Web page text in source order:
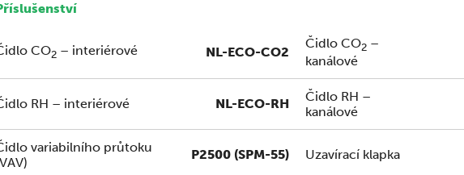
CO2 – interiérové NL-ECO-CO2
Čidlo CO2 –
kanálové
RH – interiérové NL-ECO-RH
Čidlo RH –
kanálové
variabilního průtoku
P2500 (SPM-55) Uzavírací klapka